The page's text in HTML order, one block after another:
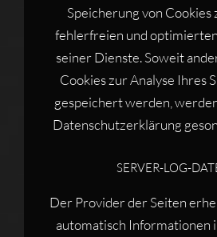
Speicherung von Cookies
fehlerfreien und
seiner Dienste. Soweit
Cookies zur Analyse Ihres
gespeichert werden,
Datenschutzerklärung
SERVER-LOG-
Der Provider der Seiten
automatisch Informationen